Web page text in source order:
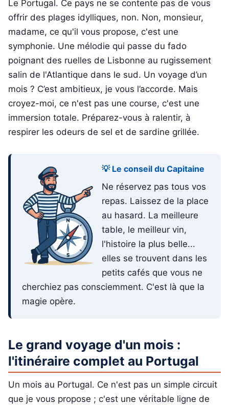
Le Portugal. Ce pays ne se contente pas de vous
offrir des plages idylliques, non. Non, monsieur,
madame, ce qu'il vous propose, c'est une
symphonie. Une mélodie qui passe du fado
poignant des ruelles de Lisbonne au rugissement
salin de l'Atlantique dans le sud. Un voyage d’un
mois ? C’est ambitieux, je vous l’accorde. Mais
croyez-moi, ce n'est pas une course, c'est une
immersion totale. Préparez-vous à ralentir, à
respirer les odeurs de sel et de sardine grillée.
💡 Le conseil du Capitaine
Ne réservez pas tous vos
repas. Laissez de la place
au hasard. La meilleure
table, le meilleur vin,
l'histoire la plus belle...
elles se trouvent dans les
petits cafés que vous ne
cherchiez pas consciemment. C'est là que la
magie opère.
Le grand voyage d'un mois :
l'itinéraire complet au Portugal
Un mois au Portugal. Ce n'est pas un simple circuit
que je vous propose ; c'est une véritable ligne de